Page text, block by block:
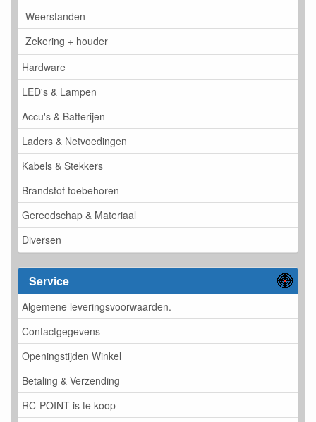
Weerstanden
Zekering + houder
Hardware
LED's & Lampen
Accu's & Batterijen
Laders & Netvoedingen
Kabels & Stekkers
Brandstof toebehoren
Gereedschap & Materiaal
Diversen
Service
Algemene leveringsvoorwaarden.
Contactgegevens
Openingstijden Winkel
Betaling & Verzending
RC-POINT is te koop